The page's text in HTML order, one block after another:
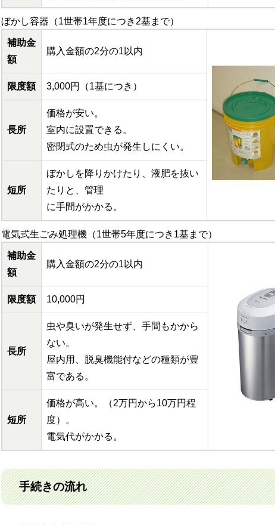
ぼかし容器（1世帯1年度につき2基まで）
補助金
額
購入金額の2分の1以内
限度額 3,000円（1基につき）
長所
価格が安い。
室内に設置できる。
密閉式のため虫が発生しにくい。
短所
ぼかしを降りかけたり、液肥を抜い
たりと、管理
に手間がかかる。
電気式生ごみ処理機（1世帯5年度につき1基まで）
補助金
額
購入金額の2分の1以内
限度額 10,000円
長所
虫や臭いが発生せず、手間もかから
ない。
屋内用、脱臭機能付などの種類が豊
富である。
短所
価格が高い。（2万円から10万円程
度）。
電気代がかかる。
手続きの流れ